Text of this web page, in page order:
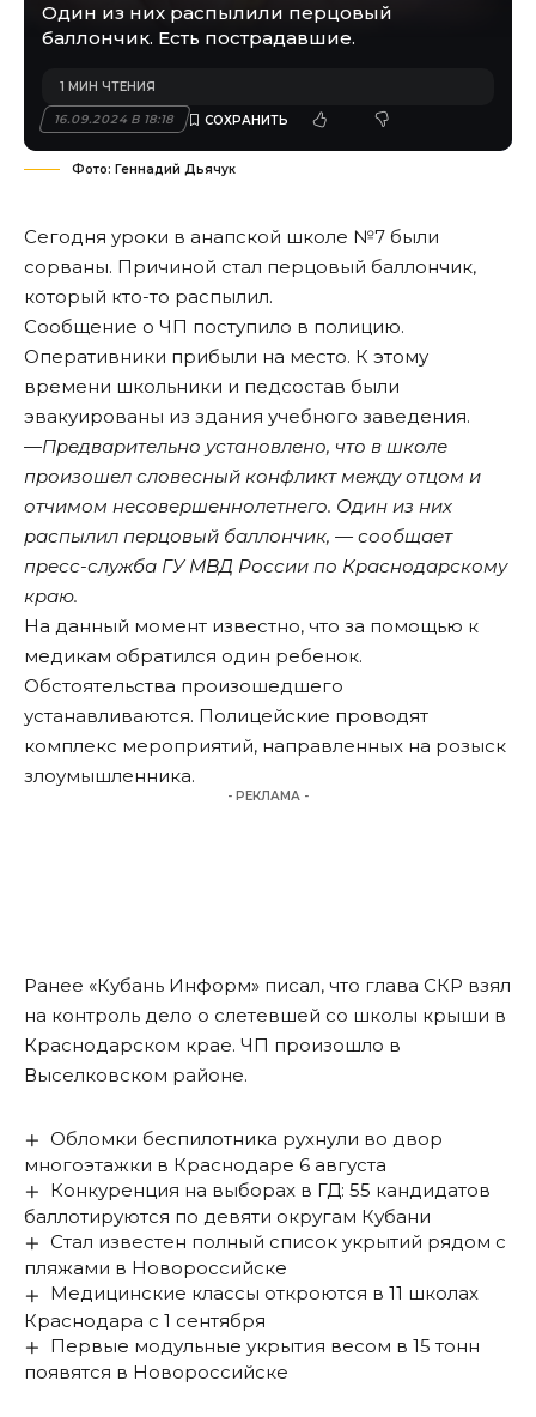
Один из них распылили перцовый
баллончик. Есть пострадавшие.
16.09.2024 В 18:18
1 МИН ЧТЕНИЯ
Фото: Геннадий Дьячук
Сегодня уроки в анапской школе №7 были
сорваны. Причиной стал перцовый баллончик,
который кто-то распылил.
Сообщение о ЧП поступило в полицию.
Оперативники прибыли на место. К этому
времени школьники и педсостав были
эвакуированы из здания учебного заведения.
—Предварительно установлено, что в школе
произошел словесный конфликт между отцом и
отчимом несовершеннолетнего. Один из них
распылил перцовый баллончик, — сообщает
пресс-служба ГУ МВД России по Краснодарскому
краю.
На данный момент известно, что за помощью к
медикам обратился один ребенок.
Обстоятельства произошедшего
устанавливаются. Полицейские проводят
комплекс мероприятий, направленных на розыск
злоумышленника.
- РЕКЛАМА -
Ранее «Кубань Информ» писал, что глава СКР взял
на контроль дело о слетевшей со школы крыши в
Краснодарском крае. ЧП произошло в
Выселковском районе.
Обломки беспилотника рухнули во двор
многоэтажки в Краснодаре 6 августа
Конкуренция на выборах в ГД: 55 кандидатов
баллотируются по девяти округам Кубани
Стал известен полный список укрытий рядом с
пляжами в Новороссийске
Медицинские классы откроются в 11 школах
Краснодара с 1 сентября
Первые модульные укрытия весом в 15 тонн
появятся в Новороссийске